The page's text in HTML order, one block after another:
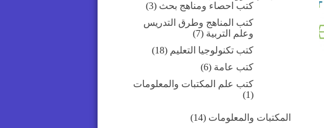
كتب احصاء ومناهج بحث (3)
كتب المناهج وطرق التدريس
وعلم التربية (7)
كتب تكنولوجيا التعليم (18)
كتب عامة (6)
كتب علم المكتبات والمعلومات
(1)
المكتبات والمعلومات (14)